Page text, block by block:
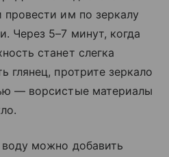
им по зеркалу
Через 5–7 минут, когда
станет слегка
глянец, протрите зеркало
— ворсистые материалы
можно добавить